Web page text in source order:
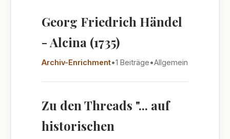
Georg Friedrich Händel
- Alcina (1735)
Archiv-Enrichment•1 Beiträge•Allgemein
Zu den Threads "... auf
historischen